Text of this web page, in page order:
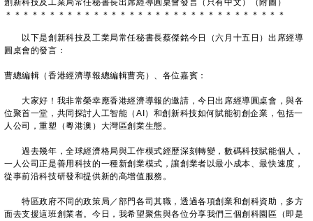
創新科技及工業局常任秘書長出席經導圓桌會發言（只有中文）（附圖）
＊ ＊ ＊ ＊ ＊ ＊ ＊ ＊ ＊ ＊ ＊ ＊ ＊ ＊ ＊ ＊ ＊ ＊ ＊ ＊ ＊ ＊ ＊ ＊ ＊ ＊ ＊ ＊ ＊ ＊ ＊ ＊
以下是創新科技及工業局常任秘書長蔡傑銘今日（六月十五日）出席經導
圓桌會的發言：
曹總編輯（香港經濟導報總編輯曹亮）、各位嘉賓：
大家好！我非常榮幸應香港經濟導報的邀請，今日出席經導圓桌會，與各
位聚首一堂，共同探討人工智能（AI）和創新科技如何賦能初創企業，包括一
人公司，重塑（粵港澳）大灣區創業生態。
過去幾年，全球經濟格局與工作模式經歷深刻轉變，數碼科技賦能個人，
一人公司正是善用科技的一種新創業模式，讓創業者以最小成本、最快速度，
從事前沿科技研發和提供新的高增值服務。
特區政府不同的政策局／部門各司其職，透過各項創業和創科資助，多方
面去支援這班創業者。今日，我希望聚焦與各位分享我們三個創科園區（即是